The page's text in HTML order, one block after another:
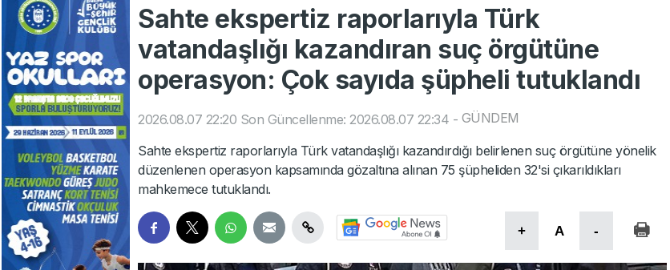
Sahte ekspertiz raporlarıyla Türk
vatandaşlığı kazandıran suç örgütüne
operasyon: Çok sayıda şüpheli tutuklandı
2026.08.07 22:20 Son Güncellenme: 2026.08.07 22:34 - GÜNDEM
Sahte ekspertiz raporlarıyla Türk vatandaşlığı kazandırdığı belirlenen suç örgütüne yönelik
düzenlenen operasyon kapsamında gözaltına alınan 75 şüpheliden 32'si çıkarıldıkları
mahkemece tutuklandı.
+ A -